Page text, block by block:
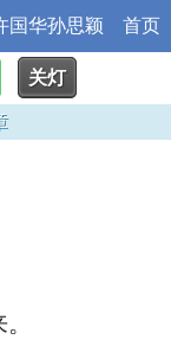
国华孙思颖 首页
关灯